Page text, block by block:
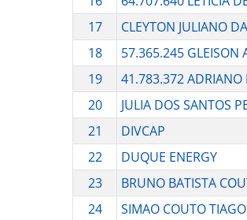
17
CLEYTON JULIANO
18
57.365.245 GLEISON
19
41.783.372 ADRIANO
20
JULIA DOS SANTOS
21
DIVCAP
22
DUQUE ENERGY
23
BRUNO BATISTA
24
SIMAO COUTO